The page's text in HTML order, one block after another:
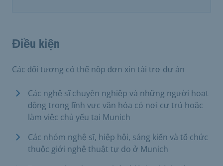
Điều kiện
Các đối tượng có thể nộp đơn xin tài trợ dự án
Các nghệ sĩ chuyên nghiệp và những người hoạt
động trong lĩnh vực văn hóa có nơi cư trú hoặc
làm việc chủ yếu tại Munich
Các nhóm nghệ sĩ, hiệp hội, sáng kiến và tổ chức
thuộc giới nghệ thuật tự do ở Munich